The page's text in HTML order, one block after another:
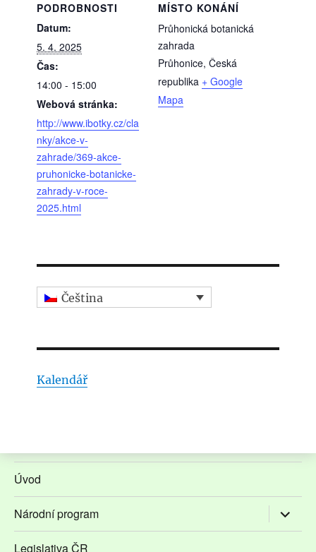
PODROBNOSTI
Datum:
5. 4. 2025
Čas:
14:00 - 15:00
Webová stránka:
http://www.ibotky.cz/cla
nky/akce-v-
zahrade/369-akce-
pruhonicke-botanicke-
zahrady-v-roce-
2025.html
MÍSTO KONÁNÍ
Průhonická botanická
zahrada
Průhonice, Česká
republika + Google
Mapa
Čeština
Kalendář
Úvod
Národní program Zobrazit
položky
Legislativa ČR